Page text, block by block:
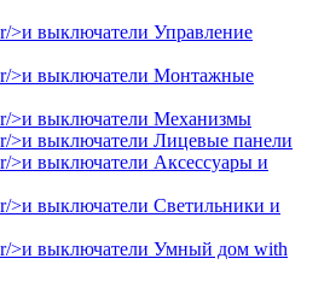
Управление
Монтажные
Механизмы
Лицевые панели
Аксессуары и
Светильники и
Умный дом with